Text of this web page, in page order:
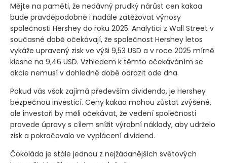
Mějte na paměti, že nedávný prudký nárůst cen kakaa
bude pravděpodobně i nadále zatěžovat výnosy
společnosti Hershey do roku 2025. Analytici z Wall Street v
současné době očekávají, že společnost Hershey letos
vykáže upravený zisk ve výši 9,53 USD a v roce 2025 mírně
klesne na 9,46 USD. Vzhledem k těmto očekáváním se
akcie nemusí v dohledné době odrazit ode dna.
Pokud vás však zajímá především dividenda, je Hershey
bezpečnou investicí. Ceny kakaa mohou zůstat zvýšené,
ale investoři by měli očekávat, že vedení společnosti
provede úpravy s cílem snížit výrobní náklady, aby udrželo
zisk a pokračovalo ve vyplácení dividend.
Čokoláda je stále jednou z nejžádanějších světových